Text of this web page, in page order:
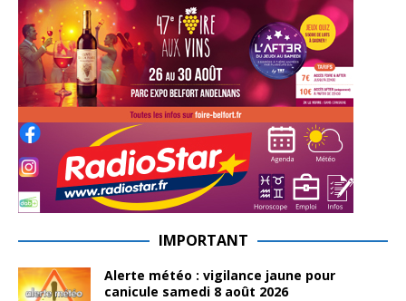
IMPORTANT
Alerte météo : vigilance jaune pour
canicule samedi 8 août 2026